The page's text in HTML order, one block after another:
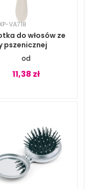
VA718
do włosów ze
pszenicznej
11,38 zł